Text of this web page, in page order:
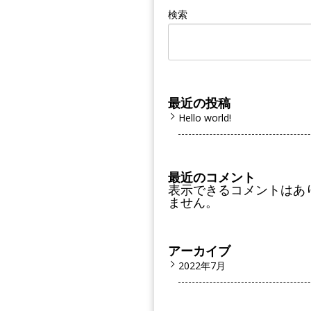
検索
最近の投稿
Hello world!
最近のコメント
表示できるコメントはあ
ません。
アーカイブ
2022年7月